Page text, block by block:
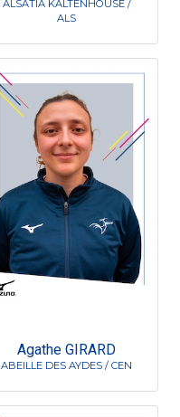
ALSATIA KALTENHOUSE /
ALS
Agathe GIRARD
ABEILLE DES AYDES / CEN